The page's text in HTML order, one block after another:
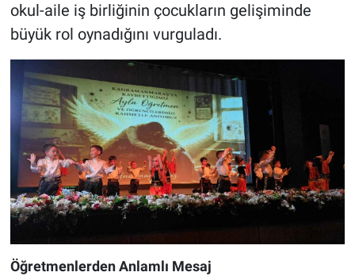
okul-aile iş birliğinin çocukların gelişiminde
büyük rol oynadığını vurguladı.
Öğretmenlerden Anlamlı Mesaj